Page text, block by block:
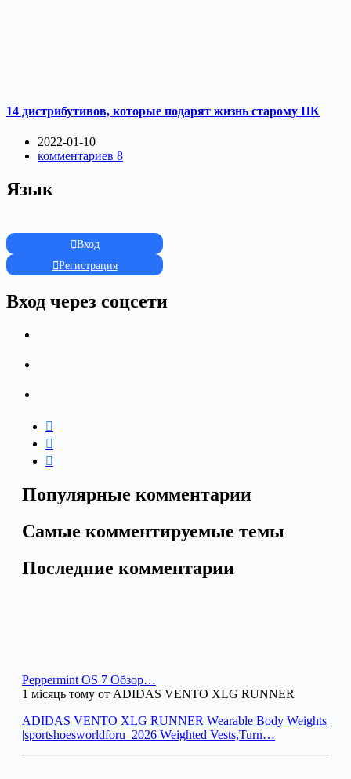
14 дистрибутивов, которые подарят жизнь старому ПК
2022-01-10
комментариев 8
Язык
Вход
Регистрация
Вход через соцсети
Популярные комментарии
Самые комментируемые темы
Последние комментарии
Peppermint OS 7 Обзор…
1 місяць тому от ADIDAS VENTO XLG RUNNER
ADIDAS VENTO XLG RUNNER Wearable Body Weights
|sportshoesworldforu_2026 Weighted Vests,Turn…